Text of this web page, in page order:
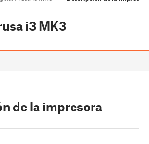
i3 MK3
de la impresora